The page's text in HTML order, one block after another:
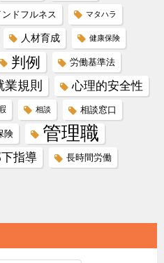
ンドフルネス マタハラ
人材育成 健康保険
判例 労働基準法
業規則 心理的安全性
相談 相談窓口
険 管理職
指導 長時間労働